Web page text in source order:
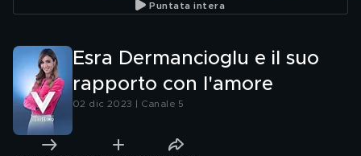
Puntata intera
Esra Dermancioglu e il suo
rapporto con l'amore
02 dic 2023 | Canale 5